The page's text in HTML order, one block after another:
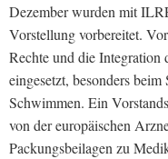
Dezember wurden mit
Vorstellung vorbereitet.
Rechte und die
eingesetzt, besonders
Schwimmen. Ein
von der europäischen
Packungsbeilagen zu